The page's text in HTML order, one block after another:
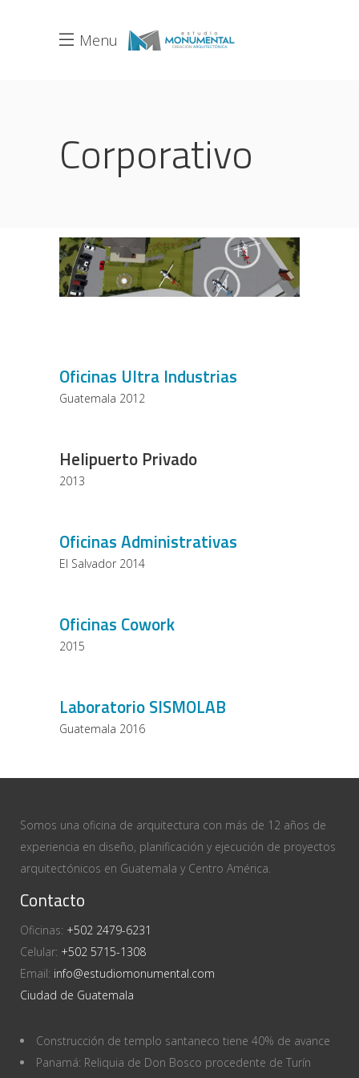
Menu
Corporativo
Oficinas Ultra Industrias
Guatemala 2012
Helipuerto Privado
2013
Oficinas Administrativas
El Salvador 2014
Oficinas Cowork
2015
Laboratorio SISMOLAB
Guatemala 2016
Somos una oficina de arquitectura con más de 12 años de
experiencia en diseño, planificación y ejecución de proyectos
arquitectónicos en Guatemala y Centro América.
Contacto
Oficinas: +502 2479-6231
Celular: +502 5715-1308
Email: info@estudiomonumental.com
Ciudad de Guatemala
Construcción de templo santaneco tiene 40% de avance
Panamá: Reliquia de Don Bosco procedente de Turín